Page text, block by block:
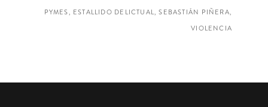
PYMES, ESTALLIDO DELICTUAL, SEBASTIÁN PIÑERA,
VIOLENCIA